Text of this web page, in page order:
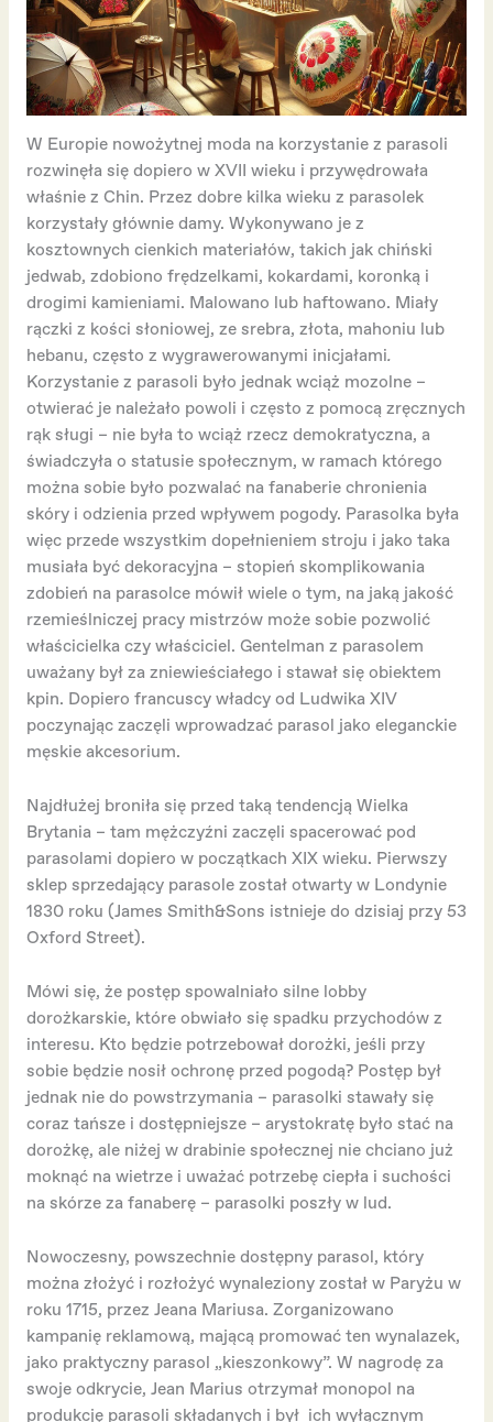
W Europie nowożytnej moda na korzystanie z parasoli
rozwinęła się dopiero w XVII wieku i przywędrowała
właśnie z Chin. Przez dobre kilka wieku z parasolek
korzystały głównie damy. Wykonywano je z
kosztownych cienkich materiałów, takich jak chiński
jedwab, zdobiono frędzelkami, kokardami, koronką i
drogimi kamieniami. Malowano lub haftowano. Miały
rączki z kości słoniowej, ze srebra, złota, mahoniu lub
hebanu, często z wygrawerowanymi inicjałami.
Korzystanie z parasoli było jednak wciąż mozolne –
otwierać je należało powoli i często z pomocą zręcznych
rąk sługi – nie była to wciąż rzecz demokratyczna, a
świadczyła o statusie społecznym, w ramach którego
można sobie było pozwalać na fanaberie chronienia
skóry i odzienia przed wpływem pogody. Parasolka była
więc przede wszystkim dopełnieniem stroju i jako taka
musiała być dekoracyjna – stopień skomplikowania
zdobień na parasolce mówił wiele o tym, na jaką jakość
rzemieślniczej pracy mistrzów może sobie pozwolić
właścicielka czy właściciel. Gentelman z parasolem
uważany był za zniewieściałego i stawał się obiektem
kpin. Dopiero francuscy władcy od Ludwika XIV
poczynając zaczęli wprowadzać parasol jako eleganckie
męskie akcesorium.
Najdłużej broniła się przed taką tendencją Wielka
Brytania – tam mężczyźni zaczęli spacerować pod
parasolami dopiero w początkach XIX wieku. Pierwszy
sklep sprzedający parasole został otwarty w Londynie
1830 roku (James Smith&Sons istnieje do dzisiaj przy 53
Oxford Street).
Mówi się, że postęp spowalniało silne lobby
dorożkarskie, które obwiało się spadku przychodów z
interesu. Kto będzie potrzebował dorożki, jeśli przy
sobie będzie nosił ochronę przed pogodą? Postęp był
jednak nie do powstrzymania – parasolki stawały się
coraz tańsze i dostępniejsze – arystokratę było stać na
dorożkę, ale niżej w drabinie społecznej nie chciano już
moknąć na wietrze i uważać potrzebę ciepła i suchości
na skórze za fanaberę – parasolki poszły w lud.
Nowoczesny, powszechnie dostępny parasol, który
można złożyć i rozłożyć wynaleziony został w Paryżu w
roku 1715, przez Jeana Mariusa. Zorganizowano
kampanię reklamową, mającą promować ten wynalazek,
jako praktyczny parasol „kieszonkowy”. W nagrodę za
swoje odkrycie, Jean Marius otrzymał monopol na
produkcję parasoli składanych i był ich wyłącznym